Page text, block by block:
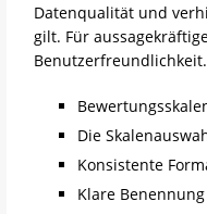
Datenqualität und
gilt. Für
Benutzerfreundlichkeit.
Die
Konsistente
Klare